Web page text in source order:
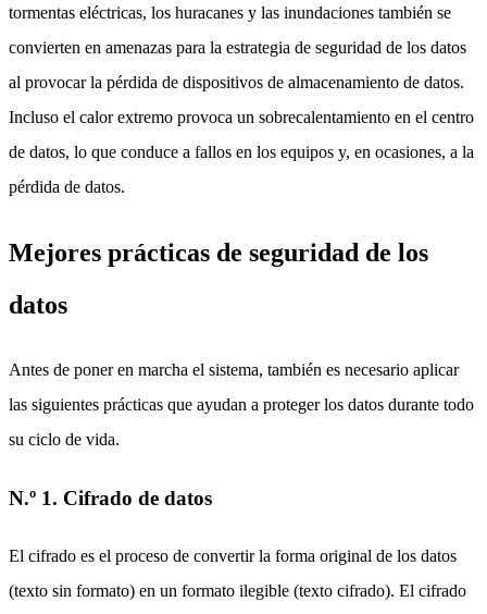
tormentas eléctricas, los huracanes y las inundaciones también se
convierten en amenazas para la estrategia de seguridad de los datos
al provocar la pérdida de dispositivos de almacenamiento de datos.
Incluso el calor extremo provoca un sobrecalentamiento en el centro
de datos, lo que conduce a fallos en los equipos y, en ocasiones, a la
pérdida de datos.
Mejores prácticas de seguridad de los
datos
Antes de poner en marcha el sistema, también es necesario aplicar
las siguientes prácticas que ayudan a proteger los datos durante todo
su ciclo de vida.
N.º 1. Cifrado de datos
El cifrado es el proceso de convertir la forma original de los datos
(texto sin formato) en un formato ilegible (texto cifrado). El cifrado